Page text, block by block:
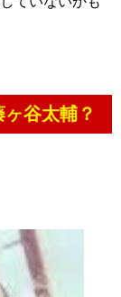
谷太輔？